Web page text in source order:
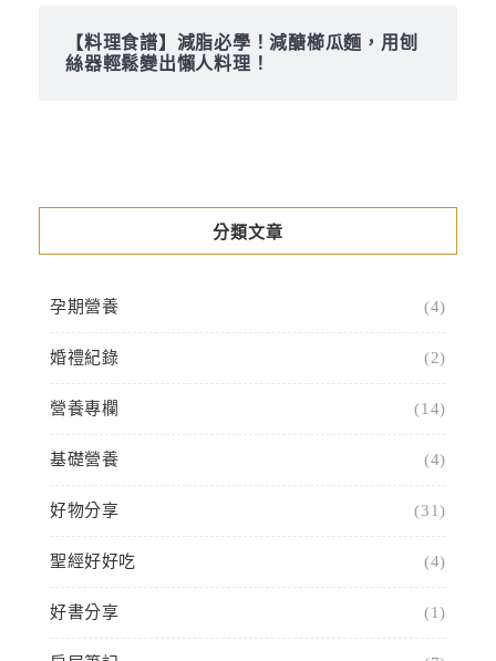
【料理食譜】減脂必學！減醣櫛瓜麵，用刨
絲器輕鬆變出懶人料理！
分類文章
孕期營養 (4)
婚禮紀錄 (2)
營養專欄 (14)
基礎營養 (4)
好物分享 (31)
聖經好好吃 (4)
好書分享 (1)